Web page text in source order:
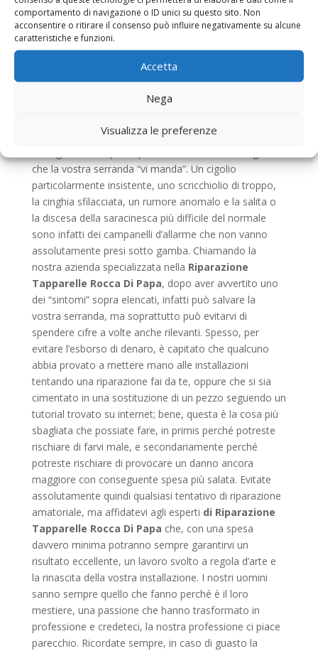
comportamento di navigazione o ID unici su questo sito. Non
acconsentire o ritirare il consenso può influire negativamente su alcune
caratteristiche e funzioni.
Accetta
Nega
Visualizza le preferenze
corretta manutenzione. Infatti, anche questo tipo di
strutture, come qualsiasi altra cosa, ha bisogno di
essere controllato. Noi di
Rocca Di Papa, sappiamo bene che gli impegni
quotidiani, la vita frenetica di tutti i giorni e la
mancanza di attenzione possono essere la causa
principale della rottura o del danneggiamento di
ha diversi anni sulle spalle. Proprio per queste ragioni vi
che la vostra serranda “vi manda”. Un cigolio
particolarmente insistente, uno scricchiolio di troppo,
la cinghia sfilacciata, un rumore anomalo e la salita o
la discesa della saracinesca più difficile del normale
sono infatti dei campanelli d’allarme che non vanno
assolutamente presi sotto gamba. Chiamando la
nostra azienda specializzata nella Riparazione
Tapparelle Rocca Di Papa, dopo aver avvertito uno
dei “sintomi” sopra elencati, infatti può salvare la
vostra serranda, ma soprattutto può evitarvi di
spendere cifre a volte anche rilevanti. Spesso, per
evitare l’esborso di denaro, è capitato che qualcuno
abbia provato a mettere mano alle installazioni
tentando una riparazione fai da te, oppure che si sia
cimentato in una sostituzione di un pezzo seguendo un
tutorial trovato su internet; bene, questa è la cosa più
sbagliata che possiate fare, in primis perché potreste
rischiare di farvi male, e secondariamente perché
potreste rischiare di provocare un danno ancora
maggiore con conseguente spesa più salata. Evitate
assolutamente quindi qualsiasi tentativo di riparazione
amatoriale, ma affidatevi agli esperti di Riparazione
Tapparelle Rocca Di Papa che, con una spesa
davvero minima potranno sempre garantirvi un
risultato eccellente, un lavoro svolto a regola d’arte e
la rinascita della vostra installazione. I nostri uomini
sanno sempre quello che fanno perché è il loro
mestiere, una passione che hanno trasformato in
professione e credeteci, la nostra professione ci piace
parecchio. Ricordate sempre, in caso di guasto la